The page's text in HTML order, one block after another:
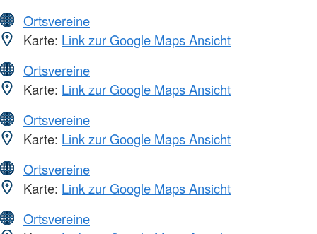
Ortsvereine
Karte: Link zur Google Maps Ansicht
Ortsvereine
Karte: Link zur Google Maps Ansicht
Ortsvereine
Karte: Link zur Google Maps Ansicht
Ortsvereine
Karte: Link zur Google Maps Ansicht
Ortsvereine